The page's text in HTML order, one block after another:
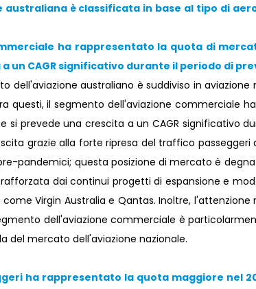
è classificata in base al tipo di
ha rappresentato la quota di
un CAGR significativo durante il periodo di
dell'aviazione australiano è suddiviso in aviazione
questi, il segmento dell'aviazione commerciale
si prevede una crescita a un CAGR significativo
grazie alla forte ripresa del traffico passeggeri
pandemici; questa posizione di mercato è
dai continui progetti di espansione e
Virgin Australia e Qantas. Inoltre, l'attenzione
dell'aviazione commerciale è
del mercato dell'aviazione nazionale.
ha rappresentato la quota maggiore nel